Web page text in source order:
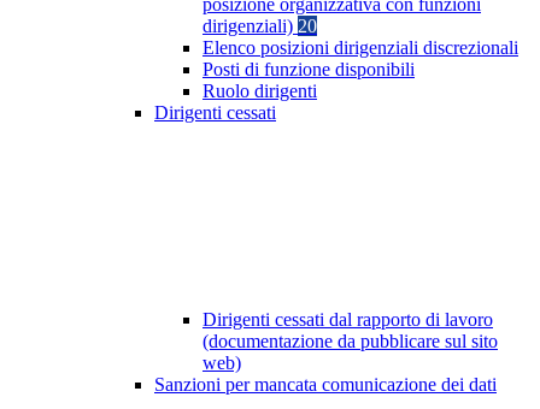
posizione organizzativa con funzioni
dirigenziali) 20
Elenco posizioni dirigenziali discrezionali
Posti di funzione disponibili
Ruolo dirigenti
Dirigenti cessati
Dirigenti cessati dal rapporto di lavoro
(documentazione da pubblicare sul sito
web)
Sanzioni per mancata comunicazione dei dati